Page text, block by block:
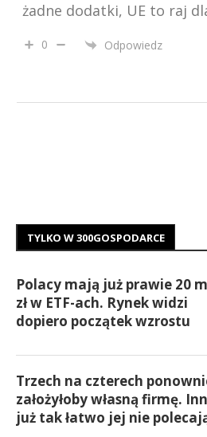
żadne dodatki, UE to raj
0 Odpowiedz
TYLKO W 300GOSPODARCE
Polacy mają już prawie 20
zł w ETF-ach. Rynek widzi
dopiero początek wzrostu
Trzech na czterech
założyłoby własną firmę.
już tak łatwo jej nie